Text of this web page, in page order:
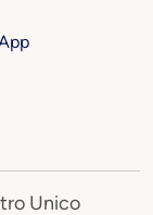
Unico